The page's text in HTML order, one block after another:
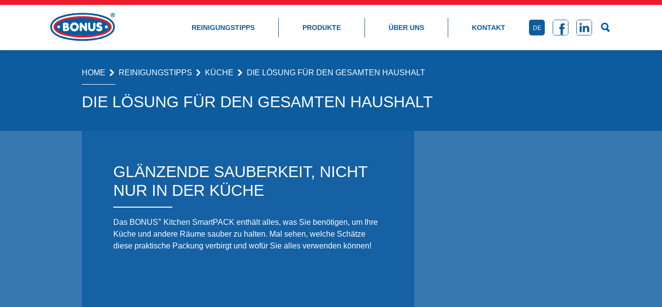
REINIGUNGSTIPPS PRODUKTE ÜBER UNS KONTAKT DE
HOME REINIGUNGSTIPPS KÜCHE DIE LÖSUNG FÜR DEN GESAMTEN HAUSHALT
DIE LÖSUNG FÜR DEN GESAMTEN HAUSHALT
GLÄNZENDE SAUBERKEIT, NICHT
NUR IN DER KÜCHE
Das BONUS+ Kitchen SmartPACK enthält alles, was Sie benötigen, um Ihre
Küche und andere Räume sauber zu halten. Mal sehen, welche Schätze
diese praktische Packung verbirgt und wofür Sie alles verwenden können!